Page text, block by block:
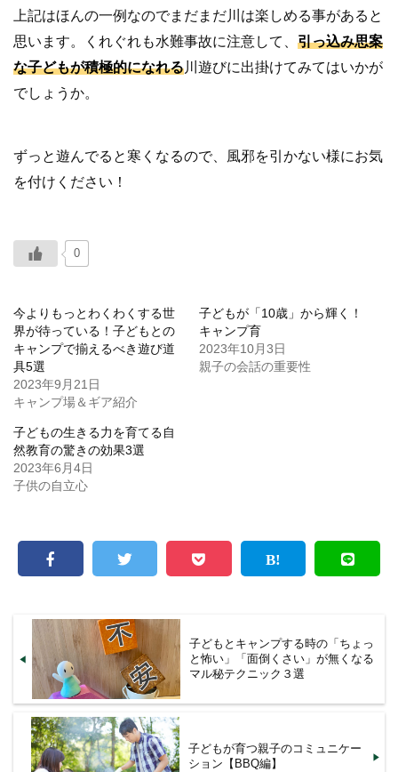
上記はほんの一例なのでまだまだ川は楽しめる事があると
思います。くれぐれも水難事故に注意して、 引っ込み思案
な子どもが積極的になれる川遊びに出掛けてみてはいかが
でしょうか。
ずっと遊んでると寒くなるので、風邪を引かない様にお気
を付けください！
0
今よりもっとわくわくする世
界が待っている！子どもとの
キャンプで揃えるべき遊び道
具5選
2023年9月21日
キャンプ場＆ギア紹介
子どもが「10歳」から輝く！
キャンプ育
2023年10月3日
親子の会話の重要性
子どもの生きる力を育てる自
然教育の驚きの効果3選
2023年6月4日
子供の自立心
子どもとキャンプする時の「ちょっ
と怖い」「面倒くさい」が無くなる
マル秘テクニック３選
子どもが育つ親子のコミュニケー
ション【BBQ編】